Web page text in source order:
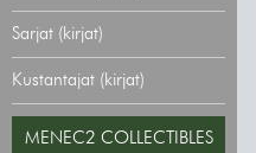
Sarjat (kirjat)
Kustantajat (kirjat)
MENEC2 COLLECTIBLES